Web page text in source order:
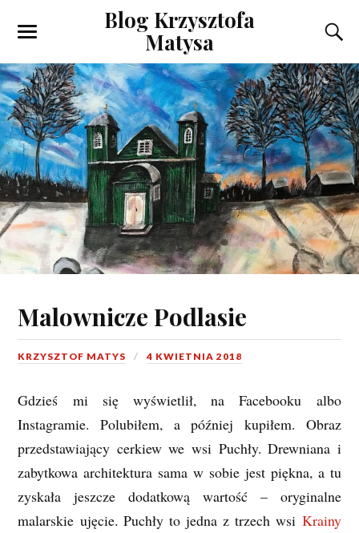
Blog Krzysztofa
Matysa
Malownicze Podlasie
KRZYSZTOF MATYS 4 KWIETNIA 2018
Gdzieś mi się wyświetlił, na Facebooku albo
Instagramie. Polubiłem, a później kupiłem. Obraz
przedstawiający cerkiew we wsi Puchły. Drewniana i
zabytkowa architektura sama w sobie jest piękna, a tu
zyskała jeszcze dodatkową wartość – oryginalne
malarskie ujęcie. Puchły to jedna z trzech wsi Krainy